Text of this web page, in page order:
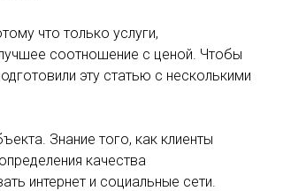
что только услуги,
соотношение с ценой. Чтобы
эту статью с несколькими
Знание того, как клиенты
качества
интернет и социальные сети.